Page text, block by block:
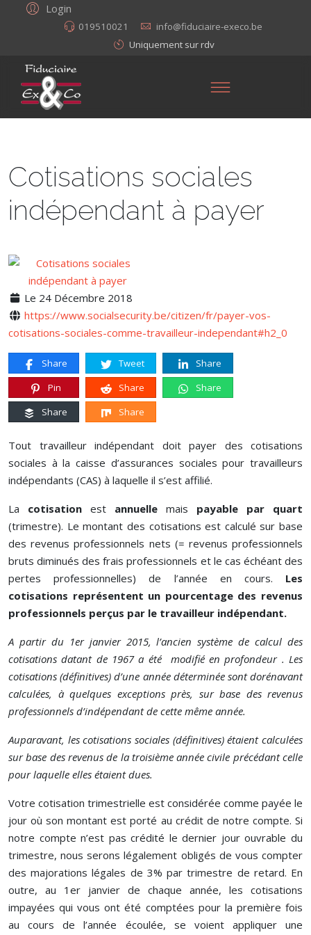
Login
019510021
info@fiduciaire-execo.be
Uniquement sur rdv
Cotisations sociales
indépendant à payer
Le 24 Décembre 2018
https://www.socialsecurity.be/citizen/fr/payer-vos-
cotisations-sociales-comme-travailleur-independant#h2_0
Share Tweet
Share
Pin
Share
Share
Share
Share
Tout travailleur indépendant doit payer des cotisations
sociales à la caisse d’assurances sociales pour travailleurs
indépendants (CAS) à laquelle il s’est affilié.
La cotisation est annuelle mais payable par quart
(trimestre). Le montant des cotisations est calculé sur base
des revenus professionnels nets (= revenus professionnels
bruts diminués des frais professionnels et le cas échéant des
pertes professionnelles) de l’année en cours. Les
cotisations représentent un pourcentage des revenus
professionnels perçus par le travailleur indépendant.
A partir du 1er janvier 2015, l’ancien système de calcul des
cotisations datant de 1967 a été modifié en profondeur . Les
cotisations (définitives) d’une année déterminée sont dorénavant
calculées, à quelques exceptions près, sur base des revenus
professionnels d’indépendant de cette même année.
Auparavant, les cotisations sociales (définitives) étaient calculées
sur base des revenus de la troisième année civile précédant celle
pour laquelle elles étaient dues.
Votre cotisation trimestrielle est considérée comme payée le
jour où son montant est porté au crédit de notre compte. Si
notre compte n’est pas crédité le dernier jour ouvrable du
trimestre, nous serons légalement obligés de vous compter
des majorations légales de 3% par trimestre de retard. En
outre, au 1er janvier de chaque année, les cotisations
impayées qui vous ont été comptées pour la première fois
au cours de l’année écoulée, se voient appliquer une